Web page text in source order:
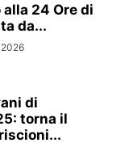
alla 24 Ore di
da...
di
torna il